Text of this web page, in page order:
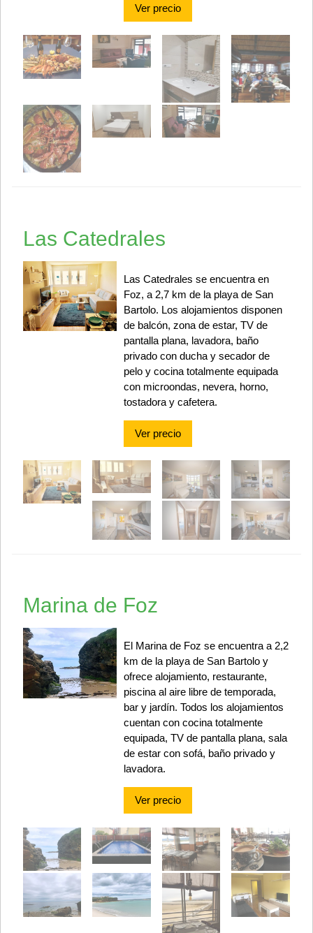
Ver precio
Las Catedrales
Las Catedrales se encuentra en
Foz, a 2,7 km de la playa de San
Bartolo. Los alojamientos disponen
de balcón, zona de estar, TV de
pantalla plana, lavadora, baño
privado con ducha y secador de
pelo y cocina totalmente equipada
con microondas, nevera, horno,
tostadora y cafetera.
Ver precio
Marina de Foz
El Marina de Foz se encuentra a 2,2
km de la playa de San Bartolo y
ofrece alojamiento, restaurante,
piscina al aire libre de temporada,
bar y jardín. Todos los alojamientos
cuentan con cocina totalmente
equipada, TV de pantalla plana, sala
de estar con sofá, baño privado y
lavadora.
Ver precio